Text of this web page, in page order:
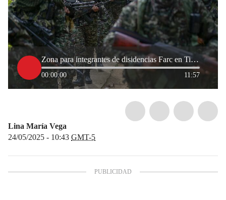
Zona para integrantes de disidencias Farc en Tibú: ¿qué opinan las comunidades del Catatumbo?
00:00:00 11:57
Lina María Vega
24/05/2025 - 10:43 GMT-5